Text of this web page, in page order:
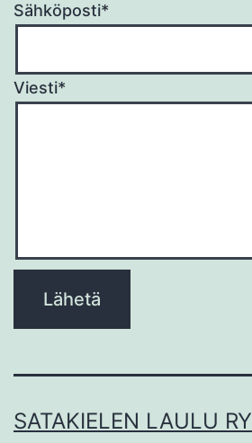
Sähköposti*
Viesti*
leave
SATAKIELEN LAULU RY